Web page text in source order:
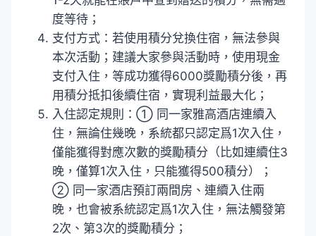
度等待；
支付方式：若使用積分兌換住宿，無法參與
本次活動；建議大家參與活動時，使用現金
支付入住，等成功獲得6000獎勵積分後，再
用積分抵扣後續住宿，實現利益最大化；
入住認定規則：① 同一家雅高酒店連續入
住，無論住幾晚，系統都只認定爲1次入住，
僅能獲得對應次數的獎勵積分（比如連續住3
晚，僅算1次入住，只能獲得500積分）；
② 同一家酒店預訂兩間房、連續入住兩
晚，也會被系統認定爲1次入住，無法觸發第
2次、第3次的獎勵積分；